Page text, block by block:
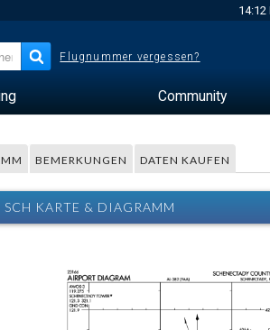
14:12
Flugnummer vergessen?
Community
BEMERKUNGEN DATEN KAUFEN
KARTE & DIAGRAMM